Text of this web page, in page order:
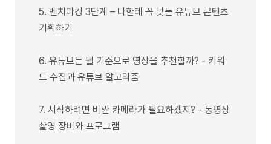
5. 벤치마킹 3단계 – 나한테 꼭 맞는 유튜브 콘텐츠
기획하기
6. 유튜브는 뭘 기준으로 영상을 추천할까? - 키워
드 수집과 유튜브 알고리즘
7. 시작하려면 비싼 카메라가 필요하겠지? - 동영상
촬영 장비와 프로그램